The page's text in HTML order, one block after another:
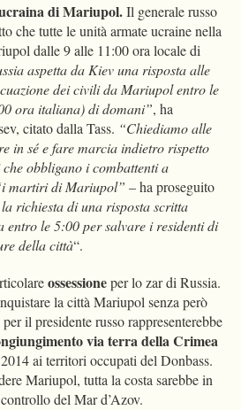
di Mariupol.Il generale russo
che tutte le unità armate ucraine nella
dalle 9 alle 11:00 ora locale di
aspetta da Kiev una risposta alle
dei civili da Mariupol entro le
ora italiana) di domani”, ha
citato dalla Tass. “Chiediamo alle
in sé e fare marcia indietro rispetto
obbligano i combattenti a
martiri di Mariupol” – ha proseguito
richiesta di una risposta scritta
entro le 5:00 per salvare i residenti di
della città“.
ossessioneper lo zar di Russia.
la città Mariupol senza però
il presidente russo rappresenterebbe
via terra della Crimea
ai territori occupati del Donbass.
Mariupol, tutta la costa sarebbe in
del Mar d’Azov.